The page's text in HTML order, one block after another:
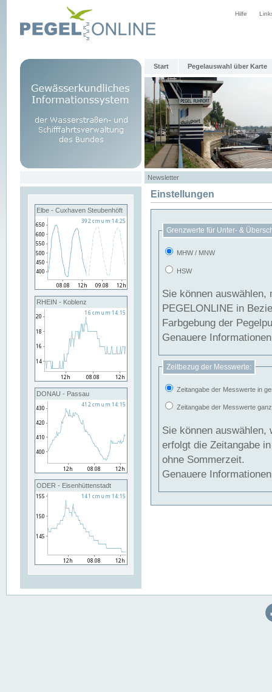
Hilfe
Start Pegelauswahl über Karte
Newsletter
Elbe - Cuxhaven Steubenhöft
RHEIN - Koblenz
DONAU - Passau
ODER - Eisenhüttenstadt
Einstellungen
Grenzwerte für Unter- &
MHW / MNW
HSW
Sie können
PEGELONLINE in Beziehung
Farbgebung der
Genauere
Zeitbezug der Messwerte:
Zeitangabe der Messwerte in
Zeitangabe der Messwerte
Sie können auswählen,
erfolgt die Zeitangabe
ohne Sommerzeit.
Genauere